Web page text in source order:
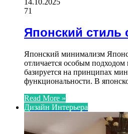
71
Японский стиль
Японский минимализм
отличается особым подходом
базируется на принципах
функциональности. В
Read More »
Дизайн Интерьера